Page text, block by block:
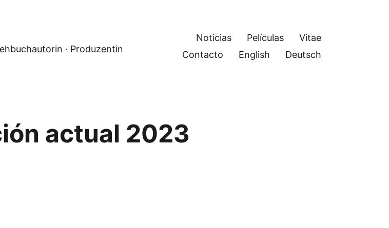
· Produzentin
Noticias Películas
Vitae
Contacto
English Deutsch
actual 2023